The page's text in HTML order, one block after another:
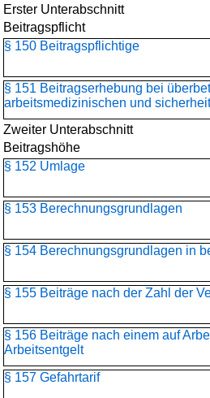
Erster Unterabschnitt
Beitragspflicht
§ 150 Beitragspflichtige
§ 151 Beitragserhebung bei
arbeitsmedizinischen und
Zweiter Unterabschnitt
Beitragshöhe
§ 152 Umlage
§ 153 Berechnungsgrundlagen
§ 154 Berechnungsgrundlagen in
§ 155 Beiträge nach der Zahl der
§ 156 Beiträge nach einem auf
Arbeitsentgelt
§ 157 Gefahrtarif